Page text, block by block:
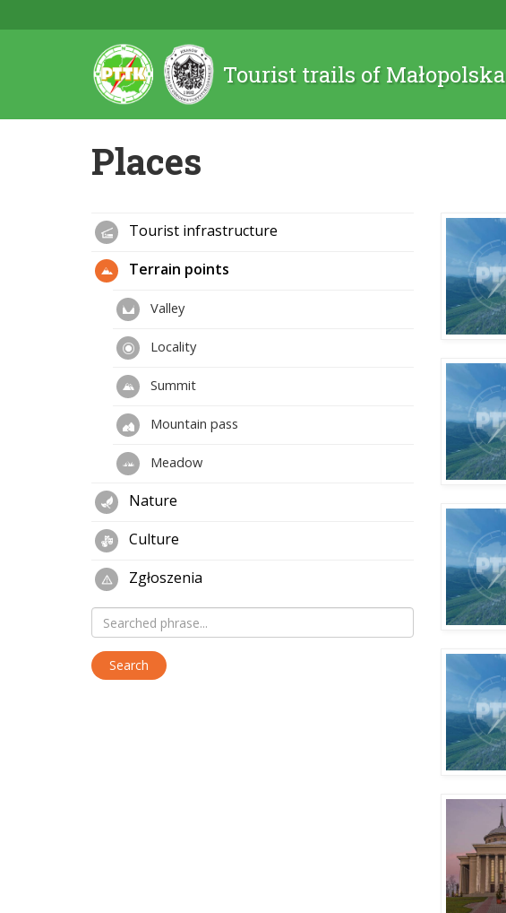
Tourist trails of Małopolska
Places
Tourist infrastructure
Terrain points
Valley
Locality
Summit
Mountain pass
Meadow
Nature
Culture
Zgłoszenia